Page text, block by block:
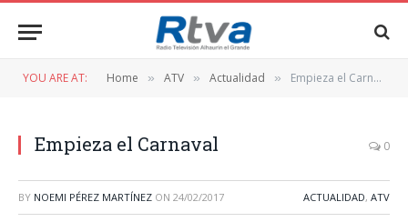
YOU ARE AT: Home » ATV » Actualidad » Empieza el Carnaval
Empieza el Carnaval 0
BY NOEMI PÉREZ MARTÍNEZ ON 24/02/2017 ACTUALIDAD, ATV